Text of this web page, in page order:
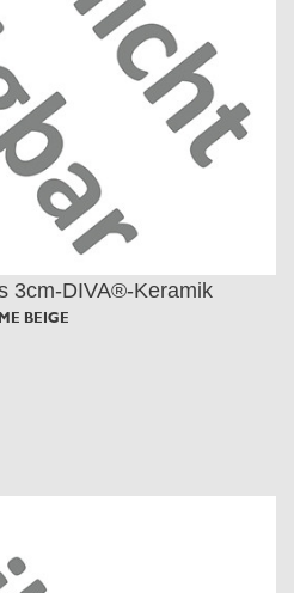
3cm-DIVA®-Keramik
BEIGE